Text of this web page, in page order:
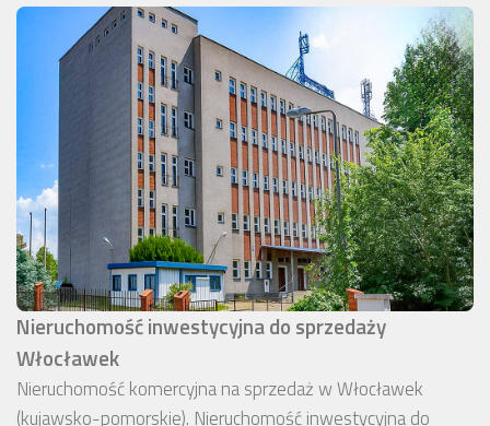
Nieruchomość inwestycyjna do sprzedaży
Włocławek
Nieruchomość komercyjna na sprzedaż w Włocławek
(kujawsko-pomorskie). Nieruchomość inwestycyjna do